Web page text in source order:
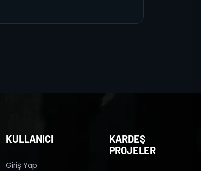
KULLANICI
Giriş Yap
KARDEŞ
PROJELER